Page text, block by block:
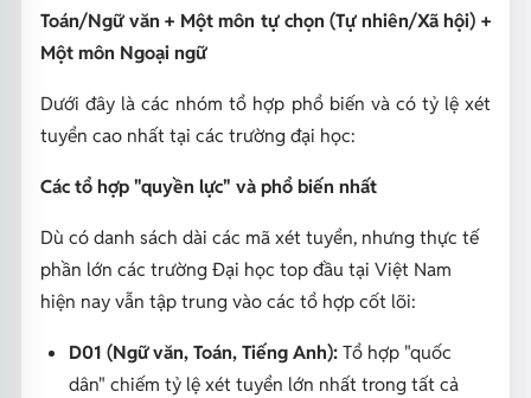
Toán/Ngữ văn + Một môn tự chọn (Tự nhiên/Xã hội) +
Một môn Ngoại ngữ
Dưới đây là các nhóm tổ hợp phổ biến và có tỷ lệ xét
tuyển cao nhất tại các trường đại học:
Các tổ hợp "quyền lực" và phổ biến nhất
Dù có danh sách dài các mã xét tuyển, nhưng thực tế
phần lớn các trường Đại học top đầu tại Việt Nam
hiện nay vẫn tập trung vào các tổ hợp cốt lõi:
D01 (Ngữ văn, Toán, Tiếng Anh):Tổ hợp "quốc
dân" chiếm tỷ lệ xét tuyển lớn nhất trong tất cả